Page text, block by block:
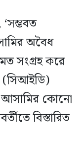
অবৈধ
সংগ্রহ করে
(সিআইডি)
আসামির কোনো
বিস্তারিত